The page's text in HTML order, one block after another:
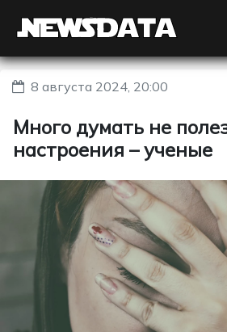
8 августа 2024, 20:00
Много думать не
настроения – ученые